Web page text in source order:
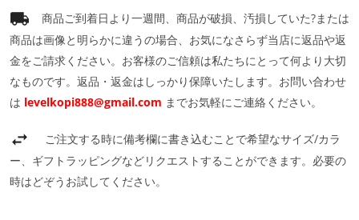
商品ご到着日より一週間、商品が破損、汚損していた?または
商品は画像と明らかに違うの場合、お気になさらず当店に返品や返
金をご請求ください。お客様のご信頼は私たちにとって何より大切
なものです。返品・返金はしっかり保障いたします。お問い合わせ
は levelkopi888@gmail.com までお気軽にご連絡ください。
ご注文する時に備考欄に書き込むことで希望なサイズ/カラ
ー、ギフトラッピングなどリクエストすることができます。必要の
時はどぞうお試してください。